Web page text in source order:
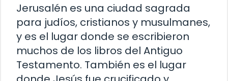
Jerusalén es una ciudad sagrada
para judíos, cristianos y musulmanes,
y es el lugar donde se escribieron
muchos de los libros del Antiguo
Testamento. También es el lugar